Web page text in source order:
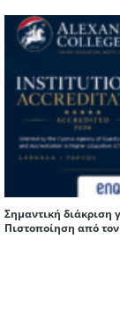
Σημαντική διάκριση
Πιστοποίηση από